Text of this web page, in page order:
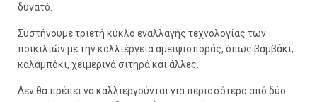
δυνατό.
Συστήνουμε τριετή κύκλο εναλλαγής τεχνολογίας των
ποικιλιών με την καλλιέργεια αμειψισποράς, όπως βαμβάκι,
καλαμπόκι, χειμερινά σιτηρά και άλλες.
Δεν θα πρέπει να καλλιεργούνται για περισσότερα από δύο